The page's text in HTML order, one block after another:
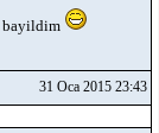
bayildim
31 Oca 2015 23:43